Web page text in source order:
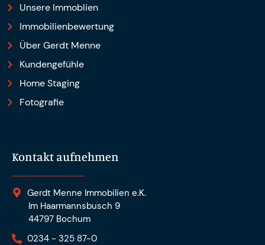
Unsere Immoblien
Immobilienbewertung
Über Gerdt Menne
Kundengefühle
Home Staging
Fotografie
Kontakt aufnehmen
Gerdt Menne Immobilien e.K.
Im Haarmannsbusch 9
44797 Bochum
0234 - 325 87-0